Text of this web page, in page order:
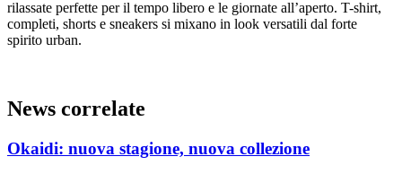
rilassate perfette per il tempo libero e le giornate all’aperto. T-shirt,
completi, shorts e sneakers si mixano in look versatili dal forte
spirito urban.
News correlate
Okaidi: nuova stagione, nuova collezione